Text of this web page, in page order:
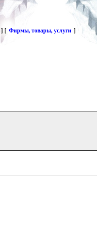
] [ Фирмы, товары, услуги ]